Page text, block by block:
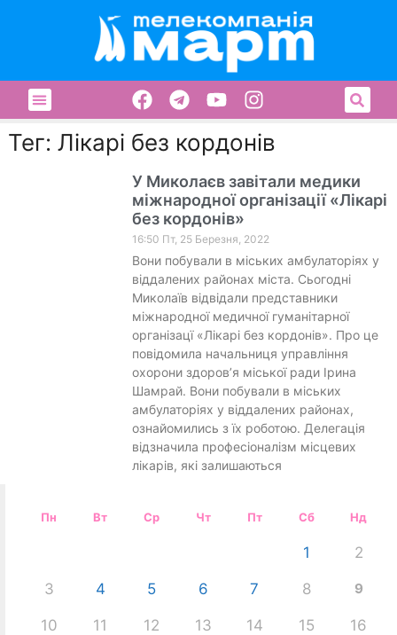
Тег: Лікарі без кордонів
У Миколаєв завітали медики
міжнародної організації «Лікарі
без кордонів»
16:50 Пт, 25 Березня, 2022
Вони побували в міських амбулаторіях у
віддалених районах міста. Сьогодні
Миколаїв відвідали представники
міжнародної медичної гуманітарної
організацї «Лікарі без кордонів». Про це
повідомила начальниця управління
охорони здоров’я міської ради Ірина
Шамрай. Вони побували в міських
амбулаторіях у віддалених районах,
ознайомились з їх роботою. Делегація
відзначила професіоналізм місцевих
лікарів, які залишаються
Пн Вт Ср Чт Пт Сб Нд
1 2
3 4 5 6 7 8 9
10 11 12 13 14 15 16